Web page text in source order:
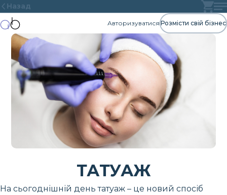
Назад
Авторизуватися Розмісти свій бізнес
ТАТУАЖ
На сьогоднішній день татуаж – це новий спосіб